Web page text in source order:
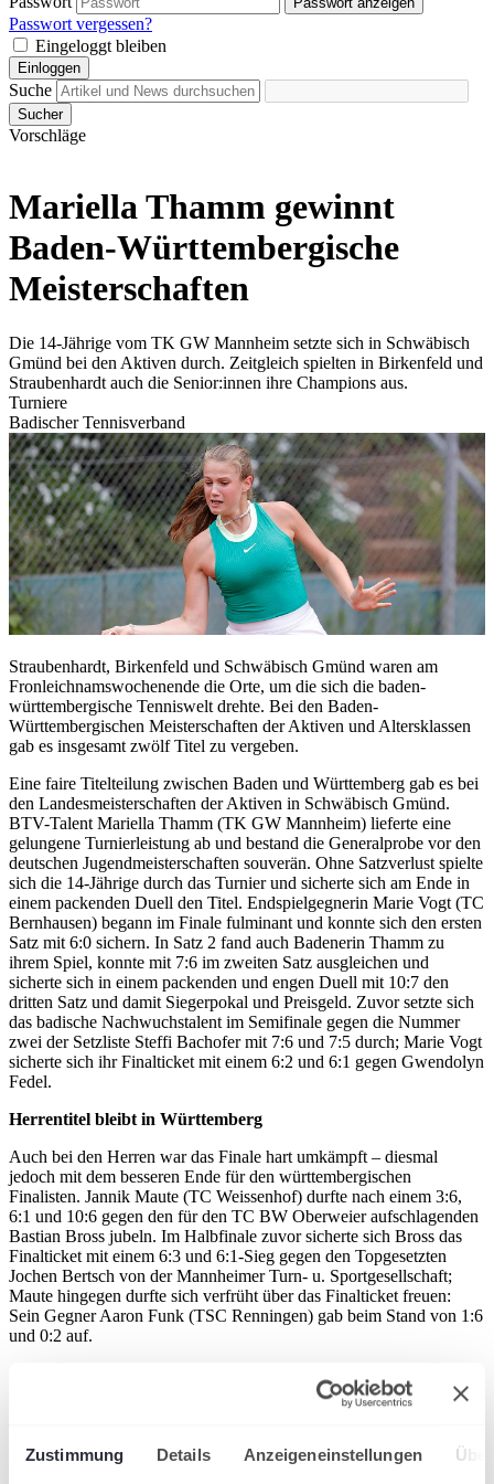
Zustimmung Details Anzeigeneinstellungen
Passwort vergessen?
Eingeloggt bleiben
Einloggen
Suche
Sucher
Vorschläge
Mariella Thamm gewinnt
Baden-Württembergische
Meisterschaften
Die 14-Jährige vom TK GW Mannheim setzte sich in Schwäbisch
Gmünd bei den Aktiven durch. Zeitgleich spielten in Birkenfeld und
Straubenhardt auch die Senior:innen ihre Champions aus.
Turniere
Badischer Tennisverband
Straubenhardt, Birkenfeld und Schwäbisch Gmünd waren am
Fronleichnamswochenende die Orte, um die sich die baden-
württembergische Tenniswelt drehte. Bei den Baden-
Württembergischen Meisterschaften der Aktiven und Altersklassen
gab es insgesamt zwölf Titel zu vergeben.
Eine faire Titelteilung zwischen Baden und Württemberg gab es bei
den Landesmeisterschaften der Aktiven in Schwäbisch Gmünd.
BTV-Talent Mariella Thamm (TK GW Mannheim) lieferte eine
gelungene Turnierleistung ab und bestand die Generalprobe vor den
deutschen Jugendmeisterschaften souverän. Ohne Satzverlust spielte
sich die 14-Jährige durch das Turnier und sicherte sich am Ende in
einem packenden Duell den Titel. Endspielgegnerin Marie Vogt (TC
Bernhausen) begann im Finale fulminant und konnte sich den ersten
Satz mit 6:0 sichern. In Satz 2 fand auch Badenerin Thamm zu
ihrem Spiel, konnte mit 7:6 im zweiten Satz ausgleichen und
sicherte sich in einem packenden und engen Duell mit 10:7 den
dritten Satz und damit Siegerpokal und Preisgeld. Zuvor setzte sich
das badische Nachwuchstalent im Semifinale gegen die Nummer
zwei der Setzliste Steffi Bachofer mit 7:6 und 7:5 durch; Marie Vogt
sicherte sich ihr Finalticket mit einem 6:2 und 6:1 gegen Gwendolyn
Fedel.
Herrentitel bleibt in Württemberg
Auch bei den Herren war das Finale hart umkämpft – diesmal
jedoch mit dem besseren Ende für den württembergischen
Finalisten. Jannik Maute (TC Weissenhof) durfte nach einem 3:6,
6:1 und 10:6 gegen den für den TC BW Oberweier aufschlagenden
Bastian Bross jubeln. Im Halbfinale zuvor sicherte sich Bross das
Finalticket mit einem 6:3 und 6:1-Sieg gegen den Topgesetzten
Jochen Bertsch von der Mannheimer Turn- u. Sportgesellschaft;
Maute hingegen durfte sich verfrüht über das Finalticket freuen:
Sein Gegner Aaron Funk (TSC Renningen) gab beim Stand von 1:6
und 0:2 auf.
Mittwochabend in ein „echtes“ baden-württembergisches Turnier.
Straubenhardt auf badischer Seite und Nachbarort Birkenfeld auf